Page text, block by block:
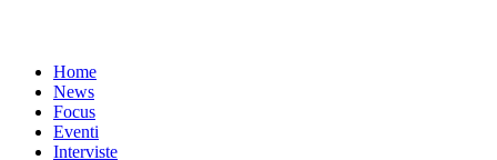
Home
News
Focus
Eventi
Interviste